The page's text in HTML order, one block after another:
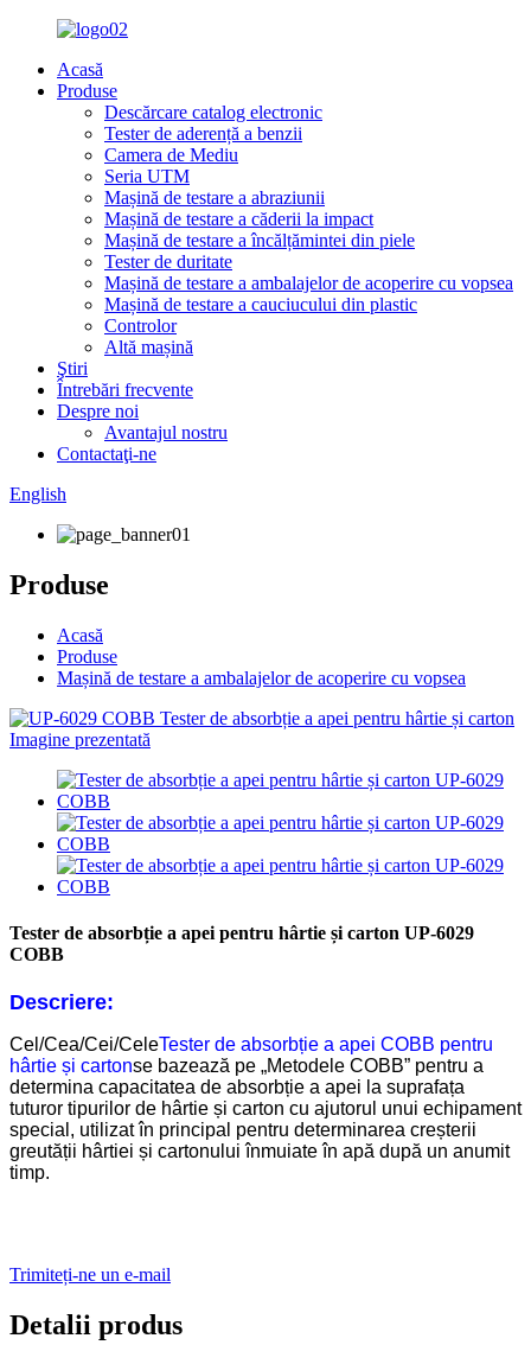
Acasă
Produse
Descărcare catalog electronic
Tester de aderență a benzii
Camera de Mediu
Seria UTM
Mașină de testare a abraziunii
Mașină de testare a căderii la impact
Mașină de testare a încălțămintei din piele
Tester de duritate
Mașină de testare a ambalajelor de acoperire cu vopsea
Mașină de testare a cauciucului din plastic
Controlor
Altă mașină
Ştiri
Întrebări frecvente
Despre noi
Avantajul nostru
Contactaţi-ne
English
Produse
Acasă
Produse
Mașină de testare a ambalajelor de acoperire cu vopsea
Tester de absorbție a apei pentru hârtie și carton UP-6029
COBB
Descriere:
Cel/Cea/Cei/CeleTester de absorbție a apei COBB pentru
hârtie și cartonse bazează pe „Metodele COBB” pentru a
determina capacitatea de absorbție a apei la suprafața
tuturor tipurilor de hârtie și carton cu ajutorul unui echipament
special, utilizat în principal pentru determinarea creșterii
greutății hârtiei și cartonului înmuiate în apă după un anumit
timp.
Trimiteți-ne un e-mail
Detalii produs